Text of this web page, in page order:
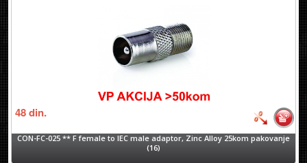
48din.
CON-FC-025 ** F female to IEC male adaptor, Zinc Alloy 25kom pakovanje
(16)